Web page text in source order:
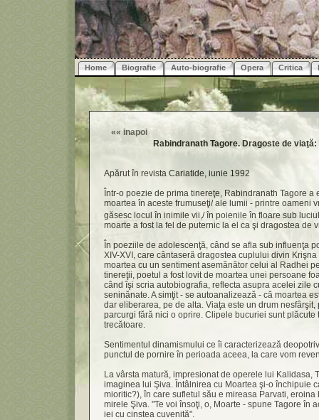
Home Biografie Auto-biografie Opera Critica
«« inapoi
Rabindranath Tagore. Dragoste de
Apărut în revista Cariatide, iunie 1992
Într-o poezie de prima tinereţe, Rabindranath Tagore a
moartea în aceste frumuseţi/ ale lumii - printre oameni
găsesc locul în inimile vii,/ în poienile în floare sub
moarte a fost la fel de puternic la el ca şi dragostea de
În poeziile de adolescenţă, când se afla sub influenţa
XIV-XVI, care cântaseră dragostea cuplului divin
moartea cu un sentiment asemănător celui al Radhei
tinereţii, poetul a fost lovit de moartea unei persoane
când îşi scria autobiografia, reflecta asupra acelei zile
seninănate. A simţit - se autoanalizează - că moartea
dar eliberarea, pe de alta. Viaţa este un drum nesfârşit,
parcurgi fără nici o oprire. Clipele bucuriei sunt plăcute
trecătoare.
Sentimentul dinamismului ce îi caracterizează
punctul de pornire în perioada aceea, la care vom
La vârsta matură, impresionat de operele lui Kalidasa,
imaginea lui Şiva. Întâlnirea cu Moartea şi-o închipuie
mioritic?), în care sufletul său e mireasa Parvati,
mirele Şiva. "Te voi însoţi, o, Moarte - spune Tagore în
iei cu cinstea cuvenită".